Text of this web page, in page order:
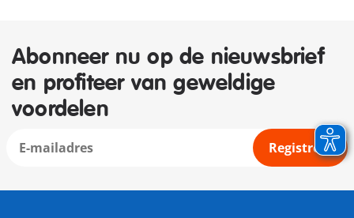
Abonneer nu op de nieuwsbrief
en profiteer van geweldige
voordelen
Registreer